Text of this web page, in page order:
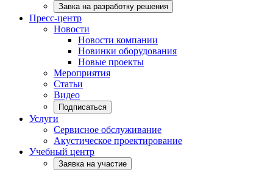
Завка на разработку решения
Пресс-центр
Новости
Новости компании
Новинки оборудования
Новые проекты
Мероприятия
Статьи
Видео
Подписаться
Услуги
Сервисное обслуживание
Акустическое проектирование
Учебный центр
Заявка на участие